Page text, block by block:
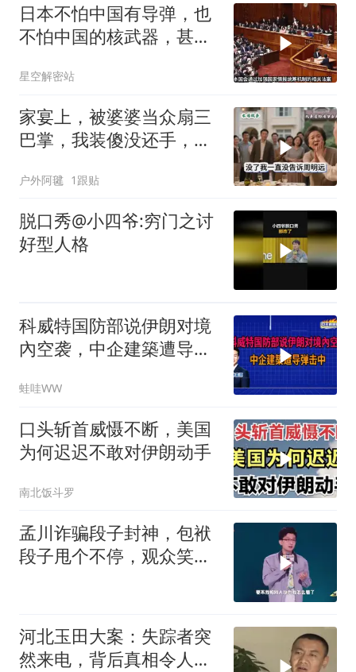
日本不怕中国有导弹，也
不怕中国的核武器，甚至
星空解密站
家宴上，被婆婆当众扇三
巴掌，我装傻没还手，悄
夫全家10人被新户主请出
家门
户外阿毽 1跟贴
脱口秀@小四爷:穷门之讨
好型人格
科威特国防部说伊朗对境
內空袭，中企建築遭导弹
延廷｜辣晚报20260806
蛙哇WW
口头斩首威慑不断，美国
为何迟迟不敢对伊朗动手
南北饭斗罗
孟川诈骗段子封神，包袱
段子甩个不停，观众笑到
河北玉田大案：失踪者突
然来电，背后真相令人震